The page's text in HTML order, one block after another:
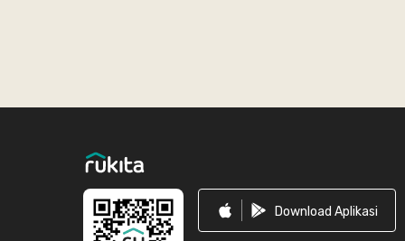
Download Aplikasi